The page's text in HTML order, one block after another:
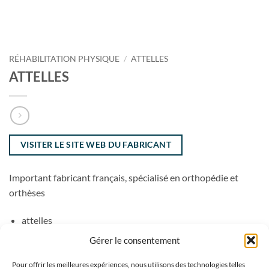
Gérer le consentement
Pour offrir les meilleures expériences, nous utilisons des technologies telles
RÉHABILITATION PHYSIQUE / ATTELLES
ATTELLES
VISITER LE SITE WEB DU FABRICANT
Important fabricant français, spécialisé en orthopédie et
orthèses
attelles